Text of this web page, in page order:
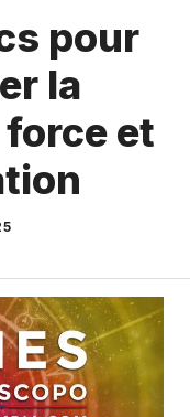
pour
la
et